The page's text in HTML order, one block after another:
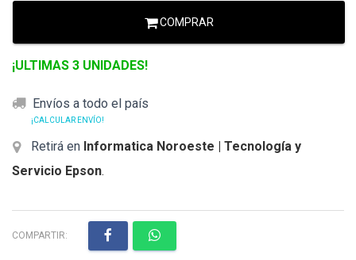
COMPRAR
¡ULTIMAS 3 UNIDADES!
Envíos a todo el país
¡CALCULAR ENVÍO!
Retirá en Informatica Noroeste | Tecnología y
Servicio Epson.
COMPARTIR: